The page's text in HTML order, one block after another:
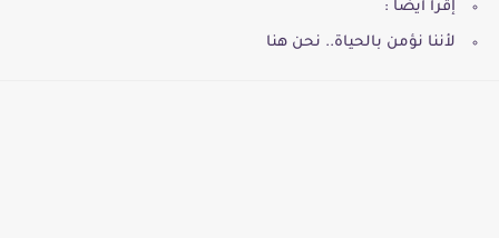
إقرأ أيضاً :
لأننا نؤمن بالحياة.. نحن هنا